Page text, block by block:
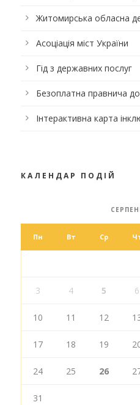
Житомирська обласна
Асоціація міст України
Гід з державних послуг
Безоплатна правнича
Інтерактивна карта
КАЛЕНДАР ПОДІЙ
Пн Вт Ср
3 4 5 6
10 11 12
17 18 19
24 25 26
31